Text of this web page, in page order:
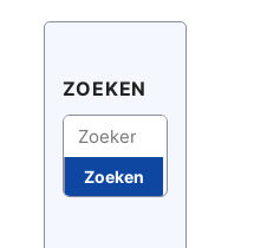
ZOEKEN
Zoeken
Zoeken